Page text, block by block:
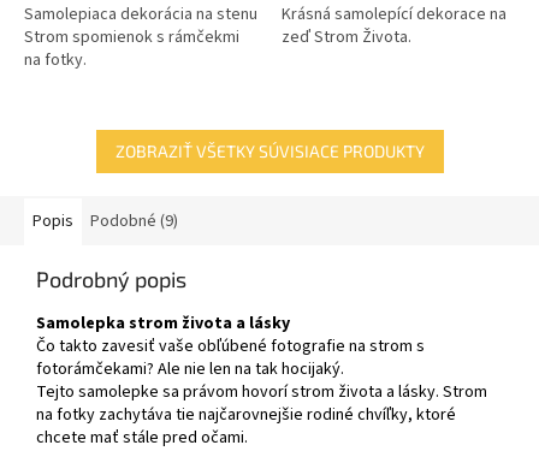
Samolepiaca dekorácia na stenu
Strom spomienok s rámčekmi
na fotky.
Krásná samolepící dekorace na
zeď Strom Života.
ZOBRAZIŤ VŠETKY SÚVISIACE PRODUKTY
Popis Podobné (9)
Podrobný popis
Samolepka strom života a lásky
Čo takto zavesiť vaše obľúbené fotografie na strom s
fotorámčekami? Ale nie len na tak hocijaký.
Tejto samolepke sa právom hovorí strom života a lásky. Strom
na fotky zachytáva tie najčarovnejšie rodiné chvíľky, ktoré
chcete mať stále pred očami.